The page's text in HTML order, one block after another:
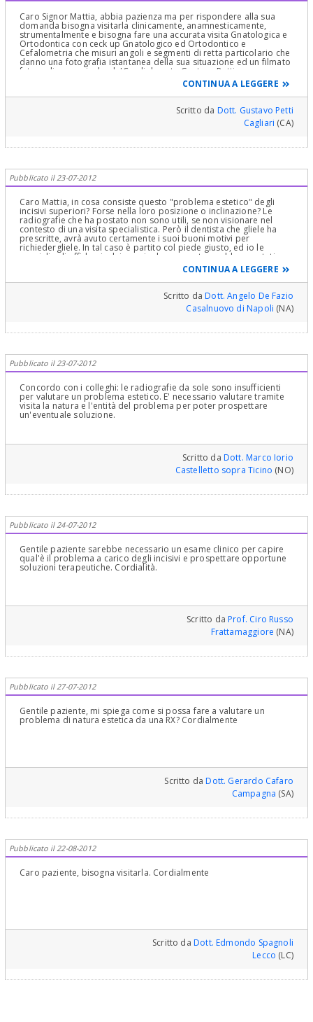
Caro Signor Mattia, abbia pazienza ma per rispondere alla sua
domanda bisogna visitarla clinicamente, anamnesticamente,
strumentalmente e bisogna fare una accurata visita Gnatologica e
Ortodontica con ceck up Gnatologico ed Ortodontico e
Cefalometria che misuri angoli e segmenti di retta particolario che
danno una fotografia istantanea della sua situazione ed un filmato
futuro di come risolverla!Cordialmente Gustavo Petti,
Parodontologia, Implantologia, Gnatologia e Riabilitazione Orale
Completa in Casi Clinici Complessi ed Ortodonzia e Pedodonzia la
figlia Claudia Petti, in Cagliari.
CONTINUA A LEGGERE
Scritto da Dott. Gustavo Petti
Cagliari (CA)
Pubblicato il 23-07-2012
Caro Mattia, in cosa consiste questo "problema estetico" degli
incisivi superiori? Forse nella loro posizione o inclinazione? Le
radiografie che ha postato non sono utili, se non visionare nel
contesto di una visita specialistica. Però il dentista che gliele ha
prescritte, avrà avuto certamente i suoi buoni motivi per
richiedergliele. In tal caso è partito col piede giusto, ed io le
consiglio di affidarsi a lui per risolvere questo problema estetico.
CONTINUA A LEGGERE
Scritto daDott. Angelo De Fazio
Casalnuovo di Napoli (NA)
Pubblicato il 23-07-2012
Concordo con i colleghi: le radiografie da sole sono insufficienti
per valutare un problema estetico. E' necessario valutare tramite
visita la natura e l'entità del problema per poter prospettare
un'eventuale soluzione.
Scritto da Dott. Marco Iorio
Castelletto sopra Ticino (NO)
Pubblicato il 24-07-2012
Gentile paziente sarebbe necessario un esame clinico per capire
qual'è il problema a carico degli incisivi e prospettare opportune
soluzioni terapeutiche. Cordialità.
Scritto daProf. Ciro Russo
Frattamaggiore (NA)
Pubblicato il 27-07-2012
Gentile paziente, mi spiega come si possa fare a valutare un
problema di natura estetica da una RX? Cordialmente
Scritto daDott. Gerardo Cafaro
Campagna (SA)
Pubblicato il 22-08-2012
Caro paziente, bisogna visitarla. Cordialmente
Scritto daDott. Edmondo Spagnoli
Lecco (LC)